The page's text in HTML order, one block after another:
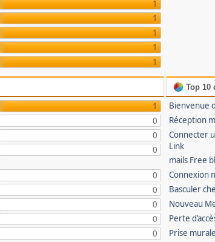
1
1
1
1
1
1
0
0
0
0
0
0
0
0
Top 10
Bienvenue
Réception
Connecter
Link
mails Free
Connexion
Basculer
Nouveau
Perte
Prise